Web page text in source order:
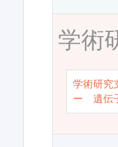
学術
学術研究
ー 遺伝